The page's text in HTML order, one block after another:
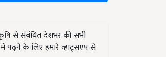
से संबंधित देशभर की सभी
पढ़ने के लिए हमारे व्हाट्सएप से